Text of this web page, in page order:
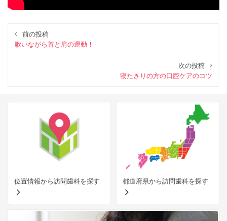
前の投稿
歌いながら首と肩の運動！
次の投稿
寝たきりの方の口腔ケアのコツ
位置情報から訪問歯科を探す 都道府県から訪問歯科を探す